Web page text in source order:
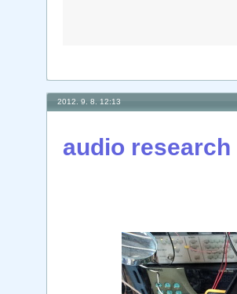
2012. 9. 8. 12:13
audio research